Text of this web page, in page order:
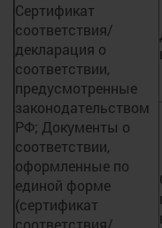
Сертификат
соответствия/
декларация о
соответствии,
предусмотренные
законодательством
РФ; Документы о
соответствии,
оформленные по
единой форме
(сертификат
соответствия/